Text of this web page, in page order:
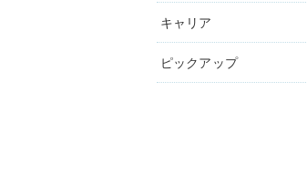
キャリア
ピックアップ